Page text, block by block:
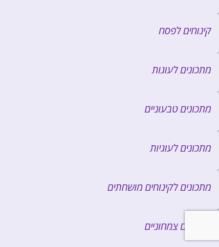
,
קינוחים לפסח
,
מתכונים לעוגות
,
מתכונים טבעוניים
,
מתכונים לעוגיות
,
מתכונים לקינוחים מושחתים
,
מתכונים צמחוניים